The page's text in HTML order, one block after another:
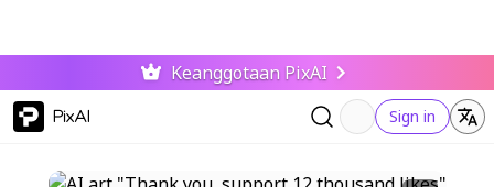
Keanggotaan PixAI
PixAI Sign in